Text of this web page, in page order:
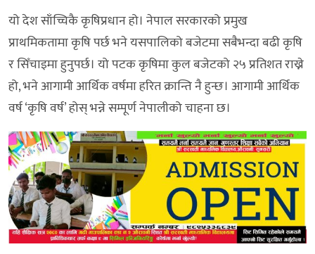
यो देश साँच्चिकै कृषिप्रधान हो। नेपाल सरकारको प्रमुख
प्राथमिकतामा कृषि पर्छ भने यसपालिको बजेटमा सबैभन्दा बढी कृषि
र सिँचाइमा हुनुपर्छ। यो पटक कृषिमा कुल बजेटको २५ प्रतिशत राख्ने
हो, भने आगामी आर्थिक वर्षमा हरित क्रान्ति नै हुन्छ। आगामी आर्थिक
वर्ष ‘कृषि वर्ष’ होस् भन्ने सम्पूर्ण नेपालीको चाहना छ।